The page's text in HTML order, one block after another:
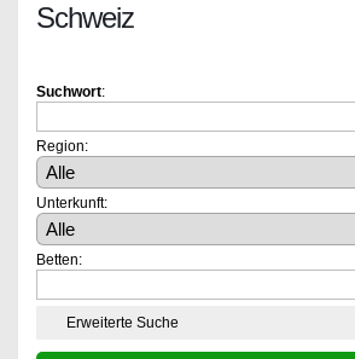
Schweiz
Suchwort:
Region:
Unterkunft:
Betten:
Erweiterte Suche